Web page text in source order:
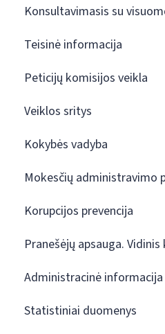
Konsultavimasis su
Teisinė informacija
Peticijų komisijos veikla
Veiklos sritys
Kokybės vadyba
Mokesčių administravimo
Korupcijos prevencija
Pranešėjų apsauga. Vidinis
Administracinė informacija
Statistiniai duomenys